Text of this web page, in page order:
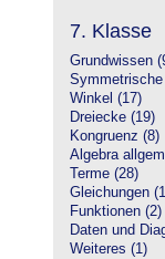
7. Klasse
Grundwissen
Winkel (17)
Dreiecke (19)
Kongruenz (8)
Algebra
Terme (28)
Gleichungen
Funktionen (2)
Daten und
Weiteres (1)